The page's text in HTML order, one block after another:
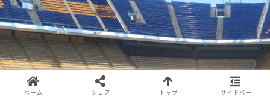
ホーム シェア トップ サイドバー